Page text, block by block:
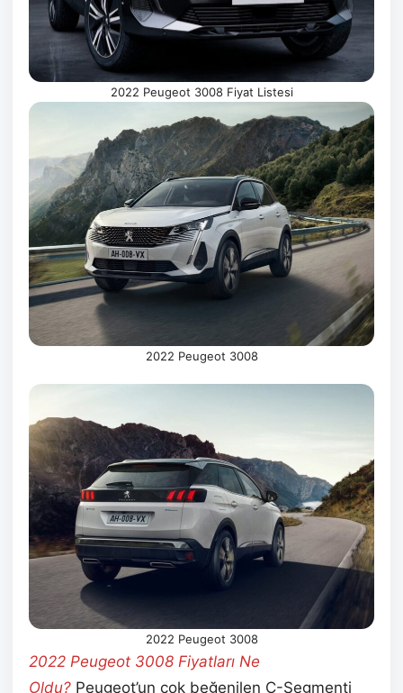
2022 Peugeot 3008 Fiyat Listesi
2022 Peugeot 3008
2022 Peugeot 3008
2022 Peugeot 3008 Fiyatları Ne
Oldu? Peugeot’un çok beğenilen C-Segmenti